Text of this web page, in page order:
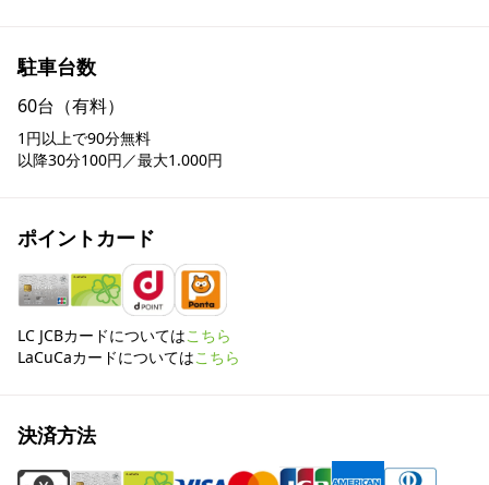
駐車台数
60台（有料）
1円以上で90分無料
以降30分100円／最大1.000円
ポイントカード
LC JCBカードについてはこちら
LaCuCaカードについてはこちら
決済方法